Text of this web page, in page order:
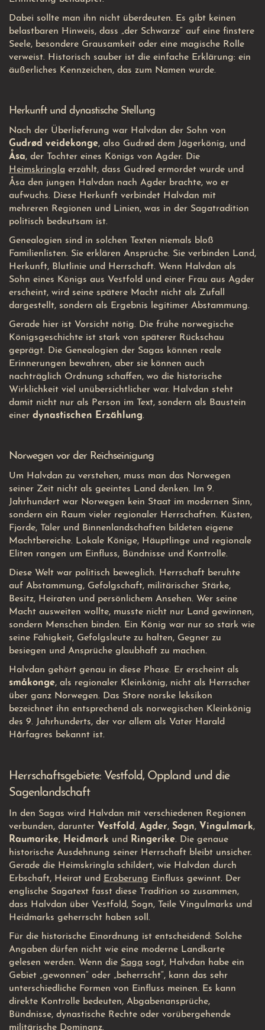
Dabei sollte man ihn nicht überdeuten. Es gibt keinen
belastbaren Hinweis, dass „der Schwarze“ auf eine finstere
Seele, besondere Grausamkeit oder eine magische Rolle
verweist. Historisch sauber ist die einfache Erklärung: ein
äußerliches Kennzeichen, das zum Namen wurde.
Herkunft und dynastische Stellung
Nach der Überlieferung war Halvdan der Sohn von
Gudrød veidekonge, also Gudrød dem Jägerkönig, und
Åsa, der Tochter eines Königs von Agder. Die
Heimskringla erzählt, dass Gudrød ermordet wurde und
Åsa den jungen Halvdan nach Agder brachte, wo er
aufwuchs. Diese Herkunft verbindet Halvdan mit
mehreren Regionen und Linien, was in der Sagatradition
politisch bedeutsam ist.
Genealogien sind in solchen Texten niemals bloß
Familienlisten. Sie erklären Ansprüche. Sie verbinden Land,
Herkunft, Blutlinie und Herrschaft. Wenn Halvdan als
Sohn eines Königs aus Vestfold und einer Frau aus Agder
erscheint, wird seine spätere Macht nicht als Zufall
dargestellt, sondern als Ergebnis legitimer Abstammung.
Gerade hier ist Vorsicht nötig. Die frühe norwegische
Königsgeschichte ist stark von späterer Rückschau
geprägt. Die Genealogien der Sagas können reale
Erinnerungen bewahren, aber sie können auch
nachträglich Ordnung schaffen, wo die historische
Wirklichkeit viel unübersichtlicher war. Halvdan steht
damit nicht nur als Person im Text, sondern als Baustein
einer dynastischen Erzählung.
Norwegen vor der Reichseinigung
Um Halvdan zu verstehen, muss man das Norwegen
seiner Zeit nicht als geeintes Land denken. Im 9.
Jahrhundert war Norwegen kein Staat im modernen Sinn,
sondern ein Raum vieler regionaler Herrschaften. Küsten,
Fjorde, Täler und Binnenlandschaften bildeten eigene
Machtbereiche. Lokale Könige, Häuptlinge und regionale
Eliten rangen um Einfluss, Bündnisse und Kontrolle.
Diese Welt war politisch beweglich. Herrschaft beruhte
auf Abstammung, Gefolgschaft, militärischer Stärke,
Besitz, Heiraten und persönlichem Ansehen. Wer seine
Macht ausweiten wollte, musste nicht nur Land gewinnen,
sondern Menschen binden. Ein König war nur so stark wie
seine Fähigkeit, Gefolgsleute zu halten, Gegner zu
besiegen und Ansprüche glaubhaft zu machen.
Halvdan gehört genau in diese Phase. Er erscheint als
småkonge, als regionaler Kleinkönig, nicht als Herrscher
über ganz Norwegen. Das Store norske leksikon
bezeichnet ihn entsprechend als norwegischen Kleinkönig
des 9. Jahrhunderts, der vor allem als Vater Harald
Hårfagres bekannt ist.
Herrschaftsgebiete: Vestfold, Oppland und die
Sagenlandschaft
In den Sagas wird Halvdan mit verschiedenen Regionen
verbunden, darunter Vestfold , Agder, Sogn, Vingulmark,
Raumarike, Heidmark und Ringerike. Die genaue
historische Ausdehnung seiner Herrschaft bleibt unsicher.
Gerade die Heimskringla schildert, wie Halvdan durch
Erbschaft, Heirat und
Eroberung Einfluss gewinnt. Der
englische Sagatext fasst diese Tradition so zusammen,
dass Halvdan über Vestfold, Sogn, Teile Vingulmarks und
Heidmarks geherrscht haben soll.
Für die historische Einordnung ist entscheidend: Solche
Angaben dürfen nicht wie eine moderne Landkarte
gelesen werden. Wenn die Saga sagt, Halvdan habe ein
Gebiet „gewonnen“ oder „beherrscht“, kann das sehr
unterschiedliche Formen von Einfluss meinen. Es kann
direkte Kontrolle bedeuten, Abgabenansprüche,
Bündnisse, dynastische Rechte oder vorübergehende
militärische Dominanz.